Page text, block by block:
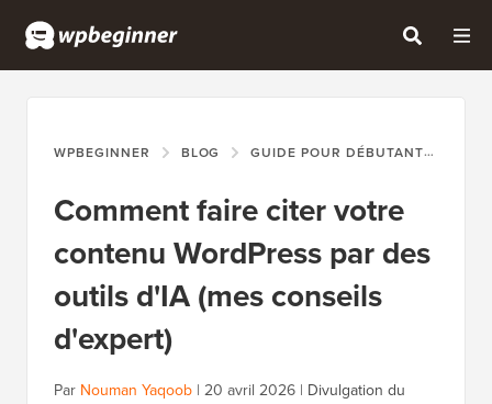
WPBEGINNER BLOG GUIDE POUR DÉBUTANTS
Comment faire citer votre
contenu WordPress par des
outils d'IA (mes conseils
d'expert)
Par Nouman Yaqoob | 20 avril 2026 | Divulgation du